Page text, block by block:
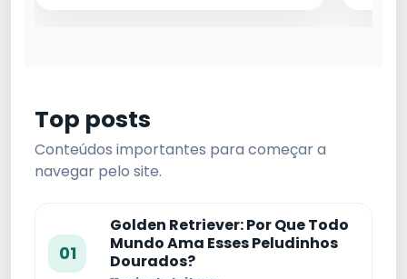
Top posts
Conteúdos importantes para começar a
navegar pelo site.
01
Golden Retriever: Por Que Todo
Mundo Ama Esses Peludinhos
Dourados?